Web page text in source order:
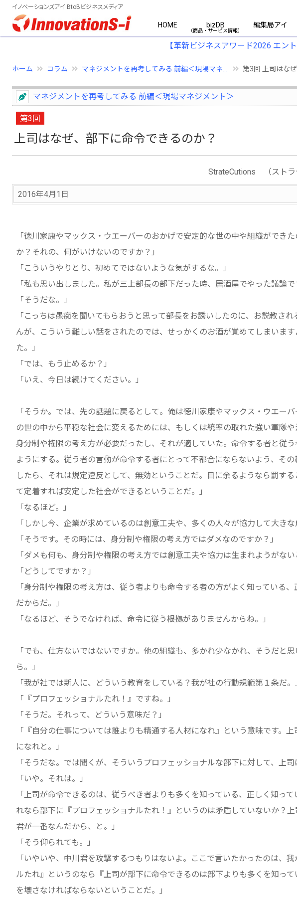
イノベーションズアイ BtoBビジネスメディア
HOME bizDB 編集局アイ
【革新ビジネスアワード2026 エン
ホーム コラム マネジメントを再考してみる 前編＜現場マネ... 第3回 上司はな
マネジメントを再考してみる 前編＜現場マネジメント＞
第3回
上司はなぜ、部下に命令できるのか？
StrateCutions （ストラ
2016年4月1日
「徳川家康やマックス・ウエーバーのおかげで安定的な世の中や組織ができ
か？それの、何がいけないのですか？」
「こういうやりとり、初めてではないような気がするな。」
「私も思い出しました。私が三上部長の部下だった時、居酒屋でやった議論で
「そうだな。」
「こっちは愚痴を聞いてもらおうと思って部長をお誘いしたのに、お説教さ
んが、こういう難しい話をされたのでは、せっかくのお酒が覚めてしまいま
た。」
「では、もう止めるか？」
「いえ、今日は続けてください。」
「そうか。では、先の話題に戻るとして。俺は徳川家康やマックス・ウエー
の世の中から平穏な社会に変えるためには、もしくは統率の取れた強い軍隊や
身分制や権限の考え方が必要だったし、それが適していた。命令する者と従
ようにする。従う者の言動が命令する者にとって不都合にならないよう、そ
したら、それは規定違反として、無効ということだ。目に余るようなら罰す
て定着すれば安定した社会ができるということだ。」
「なるほど。」
「しかし今、企業が求めているのは創意工夫や、多くの人々が協力して大きな
「そうです。その時には、身分制や権限の考え方ではダメなのですか？」
「ダメも何も、身分制や権限の考え方では創意工夫や協力は生まれようがない
「どうしてですか？」
「身分制や権限の考え方は、従う者よりも命令する者の方がよく知っている
だからだ。」
「なるほど、そうでなければ、命令に従う根拠がありませんからね。」
「でも、仕方ないではないですか。他の組織も、多かれ少なかれ、そうだと
ら。」
「我が社では新人に、どういう教育をしている？我が社の行動規範第１条だ。
「『プロフェッショナルたれ！』ですね。」
「そうだ。それって、どういう意味だ？」
「『自分の仕事については誰よりも精通する人材になれ』という意味です。
になれと。」
「そうだな。では聞くが、そういうプロフェッショナルな部下に対して、上
「いや。それは。」
「上司が命令できるのは、従うべき者よりも多くを知っている、正しく知っ
れなら部下に『プロフェッショナルたれ！』というのは矛盾していないか？上
君が一番なんだから、と。」
「そう仰られても。」
「いやいや、中川君を攻撃するつもりはないよ。ここで言いたかったのは、
ルたれ』というのなら『上司が部下に命令できるのは部下よりも多くを知っ
を壊さなければならないということだ。」